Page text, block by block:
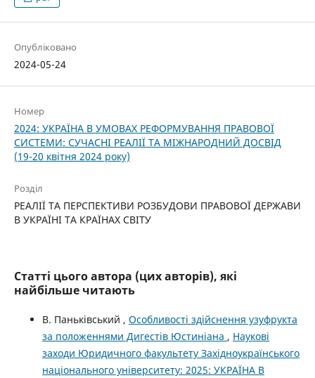
Опубліковано
2024-05-24
Номер
2024: УКРАЇНА В УМОВАХ РЕФОРМУВАННЯ ПРАВОВОЇ
СИСТЕМИ: СУЧАСНІ РЕАЛІЇ ТА МІЖНАРОДНИЙ ДОСВІД
(19-20 квітня 2024 року)
Розділ
РЕАЛІЇ ТА ПЕРСПЕКТИВИ РОЗБУДОВИ ПРАВОВОЇ ДЕРЖАВИ
В УКРАЇНІ ТА КРАЇНАХ СВІТУ
Статті цього автора (цих авторів), які
найбільше читають
В. Паньківський , Особливості здійснення узуфрукта
за положеннями Дигестів Юстиніана , Наукові
заходи Юридичного факультету Західноукраїнського
національного університету: 2025: УКРАЇНА В